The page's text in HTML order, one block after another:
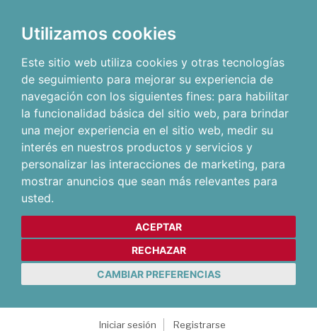
Utilizamos cookies
Este sitio web utiliza cookies y otras tecnologías
de seguimiento para mejorar su experiencia de
navegación con los siguientes fines: para habilitar
la funcionalidad básica del sitio web, para brindar
una mejor experiencia en el sitio web, medir su
interés en nuestros productos y servicios y
personalizar las interacciones de marketing, para
mostrar anuncios que sean más relevantes para
usted.
ACEPTAR
RECHAZAR
CAMBIAR PREFERENCIAS
Iniciar sesión
Registrarse